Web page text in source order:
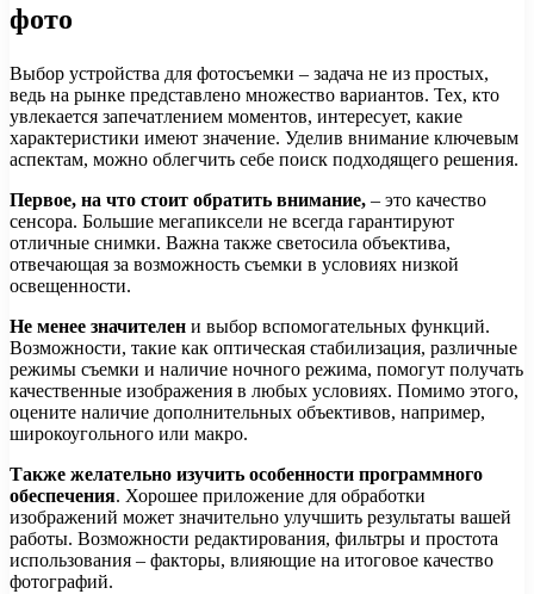
фото
Выбор устройства для фотосъемки – задача не из простых,
ведь на рынке представлено множество вариантов. Тех, кто
увлекается запечатлением моментов, интересует, какие
характеристики имеют значение. Уделив внимание ключевым
аспектам, можно облегчить себе поиск подходящего решения.
Первое, на что стоит обратить внимание, – это качество
сенсора. Большие мегапиксели не всегда гарантируют
отличные снимки. Важна также светосила объектива,
отвечающая за возможность съемки в условиях низкой
освещенности.
Не менее значителен и выбор вспомогательных функций.
Возможности, такие как оптическая стабилизация, различные
режимы съемки и наличие ночного режима, помогут получать
качественные изображения в любых условиях. Помимо этого,
оцените наличие дополнительных объективов, например,
широкоугольного или макро.
Также желательно изучить особенности программного
обеспечения. Хорошее приложение для обработки
изображений может значительно улучшить результаты вашей
работы. Возможности редактирования, фильтры и простота
использования – факторы, влияющие на итоговое качество
фотографий.